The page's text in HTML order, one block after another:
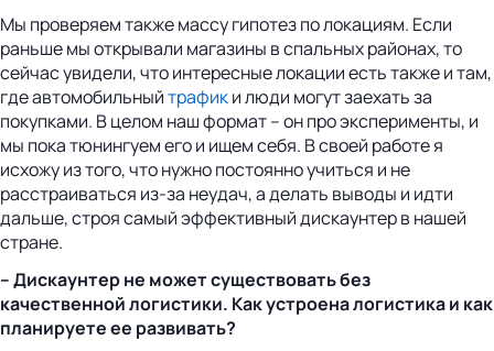
Мы проверяем также массу гипотез по локациям. Если
раньше мы открывали магазины в спальных районах, то
сейчас увидели, что интересные локации есть также и там,
где автомобильныйтрафики люди могут заехать за
покупками. В целом наш формат – он про эксперименты, и
мы пока тюнингуем его и ищем себя. В своей работе я
исхожу из того, что нужно постоянно учиться и не
расстраиваться из-за неудач, а делать выводы и идти
дальше, строя самый эффективный дискаунтер в нашей
стране.
– Дискаунтер не может существовать без
качественной логистики. Как устроена логистика и как
планируете ее развивать?